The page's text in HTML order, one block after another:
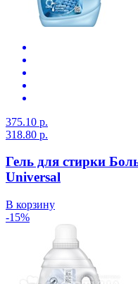
375.10 р.
318.80 р.
Гель для стирки
Universal
В корзину
-15%